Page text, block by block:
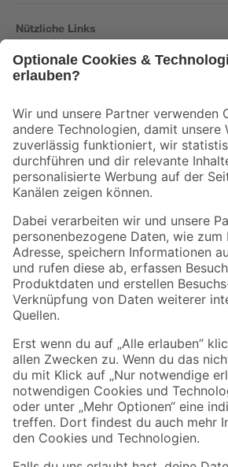
Nützliche Links
Der toom Newsletter: Keine Angebote und
Zur Newsletter Anmeldung
Folge uns
Zahlungsarten
Sicher einkaufen
Jetzt die toom-App herunterladen